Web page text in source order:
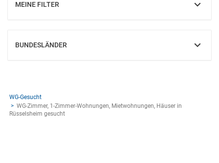
MEINE FILTER
EINBLENDEN
BUNDESLÄNDER
EINBLENDEN
WG-Gesucht
WG-Zimmer, 1-Zimmer-Wohnungen, Mietwohnungen, Häuser in
Rüsselsheim gesucht